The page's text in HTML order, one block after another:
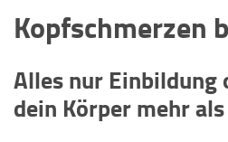
Kopfschmerzen
Alles nur Einbildung
dein Körper mehr